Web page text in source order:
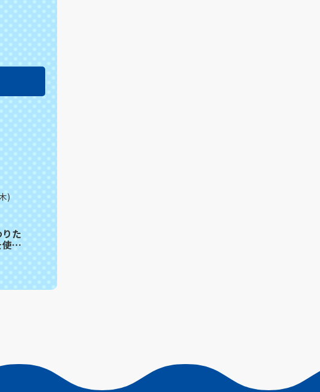
)
た
使っ
Puha